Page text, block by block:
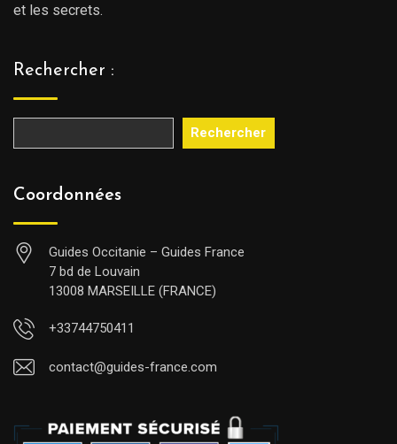
et les secrets.
Rechercher :
Rechercher
Coordonnées
Guides Occitanie – Guides France
7 bd de Louvain
13008 MARSEILLE (FRANCE)
+33744750411
contact@guides-france.com